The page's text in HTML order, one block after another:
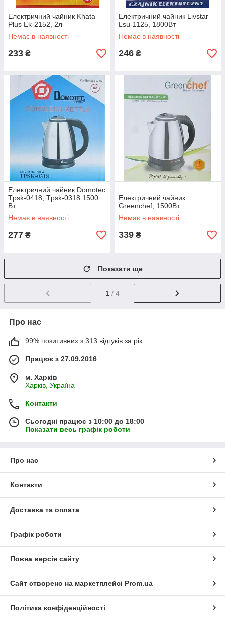
Електричний чайник Khata
Plus Ek-2152, 2л
Немає в наявності
233 ₴
Електричний чайник Livstar
Lsu-1125, 1800Вт
Немає в наявності
246 ₴
Електричний чайник Domotec
Tpsk-0418, Tpsk-0318 1500
Вт
Немає в наявності
277 ₴
Електричний чайник
Greenchef, 1500Вт
Немає в наявності
339 ₴
Показати ще
1 / 4
Про нас
99% позитивних з 313 відгуків за рік
Працює з 27.09.2016
м. Харків
Харків, Україна
Контакти
Сьогодні працює з 10:00 до 18:00
Показати весь графік роботи
Про нас
Контакти
Доставка та оплата
Графік роботи
Повна версія сайту
Сайт створено на маркетплейсі Prom.ua
Політика конфіденційності